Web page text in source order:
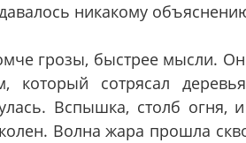
никакому
грозы, быстрее мысли.
который сотрясал
Вспышка, столб огня,
Волна жара прошла